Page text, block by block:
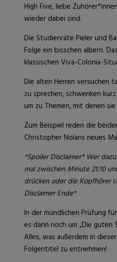
High Five, liebe
wieder dabei sind.
Die Studienräte Pieler und
Folge ein bisschen albern.
klassischen Viva-Colonia-
Die alten Herren versuchen
zu sprechen, schwenken
um zu Themen, mit denen
Zum Beispiel reden die
Christopher Nolans neues
*Spoiler Disclaimer* Wer
mal zwischen Minute 21:10
drücken oder die Kopfhörer
Disclaimer Ende*
In der mündlichen Prüfung
es dann noch um „Die guten
Alles, was außerdem in
Folgentitel zu entnehmen!